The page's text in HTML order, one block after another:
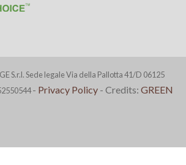
S.r.l. Sede legale Via della Pallotta 41/D 06125
- Privacy Policy - Credits: GREEN